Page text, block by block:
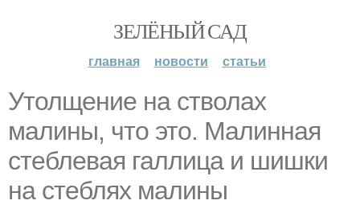
ЗЕЛЁНЫЙ САД
главная новости статьи
Утолщение на стволах
малины, что это. Малинная
стеблевая галлица и шишки
на стеблях малины